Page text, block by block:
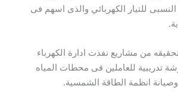
للتيار الكهربائي والذى اسهم فى
من مشاريع نفذت ادارة الكهرباء
تدريبية للعاملين فى محطات المياه
انظمة الطاقة الشمسية.